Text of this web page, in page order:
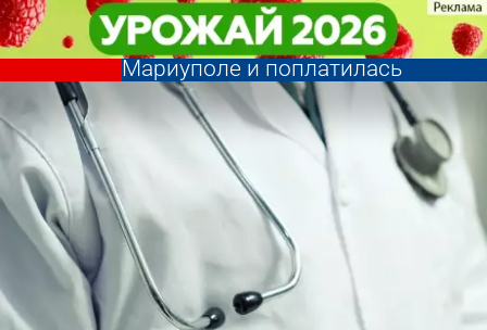
Выпускница российского
медвуза отказалась работать в
Мариуполе и поплатилась
В стране и
мире
Выпускница российского
медвуза отказалась работать в
Мариуполе и поплатилась
В стране и
мире
Последние
новости
Погода и курсы
валют в Пензе